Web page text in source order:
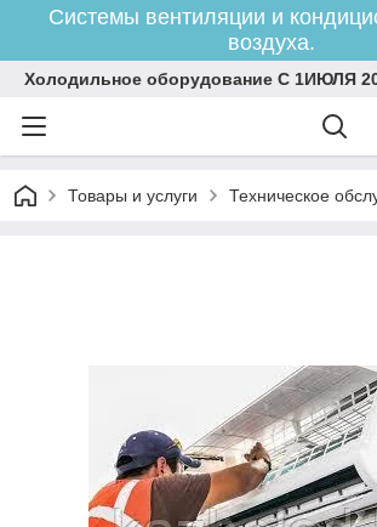
Системы вентиляции и
воздуха.
Холодильное оборудование С 1ИЮЛЯ
Товары и услуги Техническое